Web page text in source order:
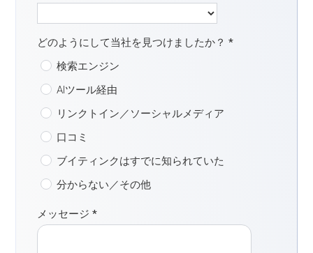
どのようにして当社を見つけましたか？*
検索エンジン
AIツール経由
リンクトイン／ソーシャルメディア
口コミ
ブイティンクはすでに知られていた
分からない／その他
メッセージ*